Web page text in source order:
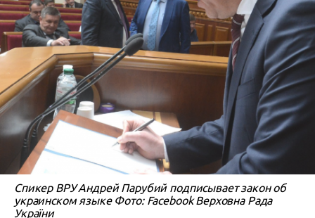
Спикер ВРУ Андрей Парубий подписывает закон об
украинском языке Фото: Facebook Верховна Рада
України